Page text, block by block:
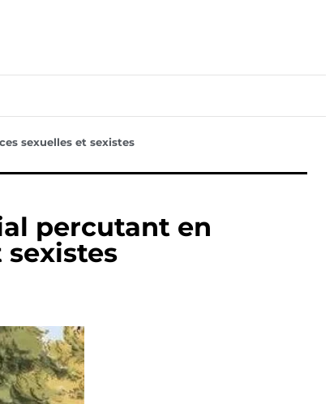
sexuelles et sexistes
percutant en